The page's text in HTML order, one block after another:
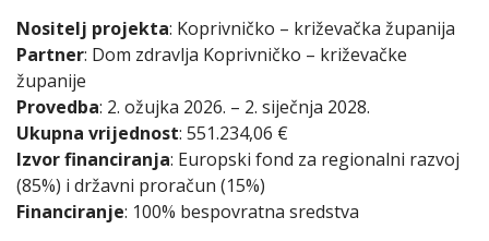
Nositelj projekta: Koprivničko – križevačka županija
Partner: Dom zdravlja Koprivničko – križevačke
županije
Provedba: 2. ožujka 2026. – 2. siječnja 2028.
Ukupna vrijednost: 551.234,06 €
Izvor financiranja: Europski fond za regionalni razvoj
(85%) i državni proračun (15%)
Financiranje: 100% bespovratna sredstva